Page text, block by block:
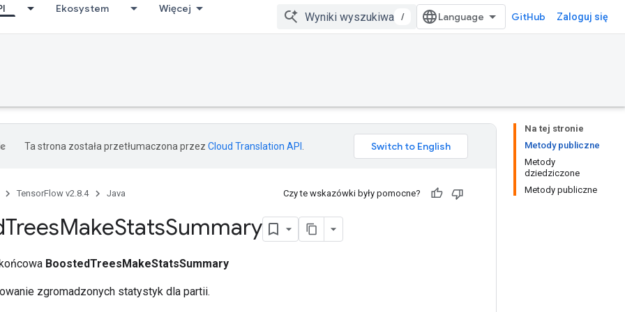
Ekosystem Więcej
/ GitHub Zaloguj się
Na tej stronie
Metody publiczne
Metody
dziedziczone
Metody publiczne
Ta strona została przetłumaczona przez Cloud Translation API
TensorFlow v2.8.4 Java Czy te wskazówki były pomocne?
TreesMakeStatsSummary
BoostedTreesMakeStatsSummary
zgromadzonych statystyk dla partii.